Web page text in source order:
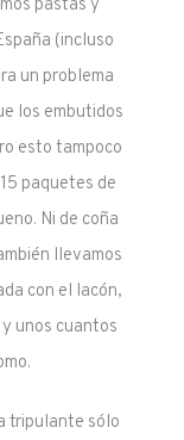
pastas y
(incluso
un problema
los embutidos
esto tampoco
paquetes de
Ni de coña
llevamos
con el lacón,
unos cuantos
tripulante sólo